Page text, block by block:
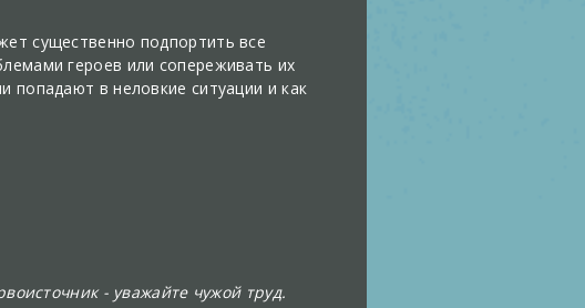
существенно подпортить все
героев или сопереживать их
попадают в неловкие ситуации и как
- уважайте чужой труд.